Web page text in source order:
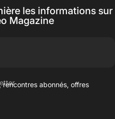
les informations sur
Magazine
rencontres abonnés, offres